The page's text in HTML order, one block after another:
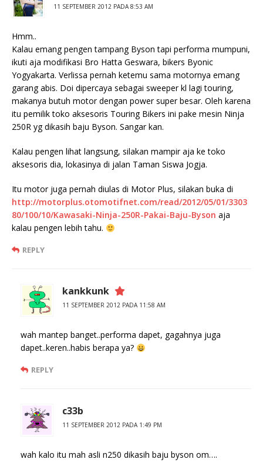
11 SEPTEMBER 2012 PADA 8:53 AM
Hmm..
Kalau emang pengen tampang Byson tapi performa mumpuni,
ikuti aja modifikasi Bro Hatta Geswara, bikers Byonic
Yogyakarta. Verlissa pernah ketemu sama motornya emang
garang abis. Doi dipercaya sebagai sweeper kl lagi touring,
makanya butuh motor dengan power super besar. Oleh karena
itu pemilik toko aksesoris Touring Bikers ini pake mesin Ninja
250R yg dikasih baju Byson. Sangar kan.
Kalau pengen lihat langsung, silakan mampir aja ke toko
aksesoris dia, lokasinya di jalan Taman Siswa Jogja.
Itu motor juga pernah diulas di Motor Plus, silakan buka di
http://motorplus.otomotifnet.com/read/2012/05/01/3303
80/100/10/Kawasaki-Ninja-250R-Pakai-Baju-Byson aja
kalau pengen lebih tahu.
REPLY
kankkunk
11 SEPTEMBER 2012 PADA 11:58 AM
wah mantep banget..performa dapet, gagahnya juga
dapet..keren..habis berapa ya?
REPLY
c33b
11 SEPTEMBER 2012 PADA 1:49 PM
wah kalo itu mah asli n250 dikasih baju byson om….